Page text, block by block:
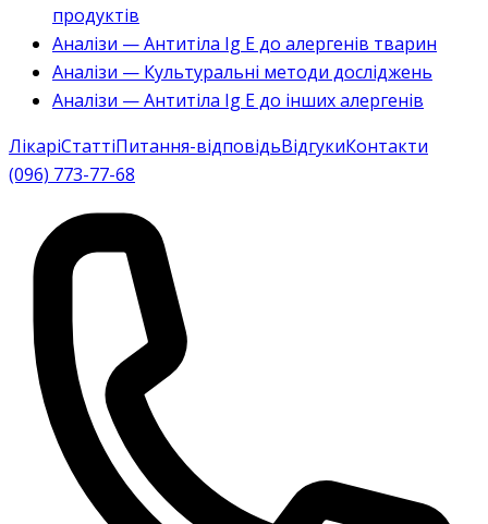
продуктів
Аналізи — Антитіла Ig E до алергенів тварин
Аналізи — Культуральні методи досліджень
Аналізи — Антитіла Ig E до інших алергенів
ЛікаріСтаттіПитання-відповідьВідгукиКонтакти
(096) 773-77-68